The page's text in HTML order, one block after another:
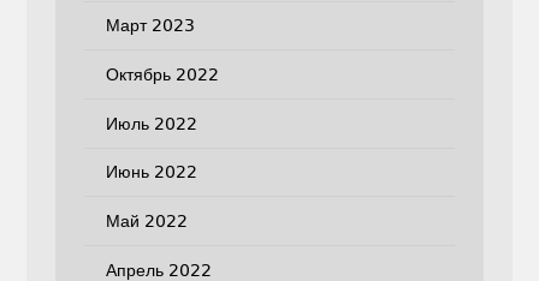
Март 2023
Октябрь 2022
Июль 2022
Июнь 2022
Май 2022
Апрель 2022